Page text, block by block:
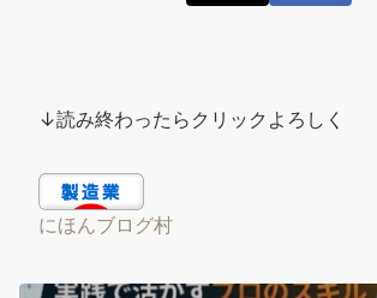
↓読み終わったらクリックよろしく
にほんブログ村